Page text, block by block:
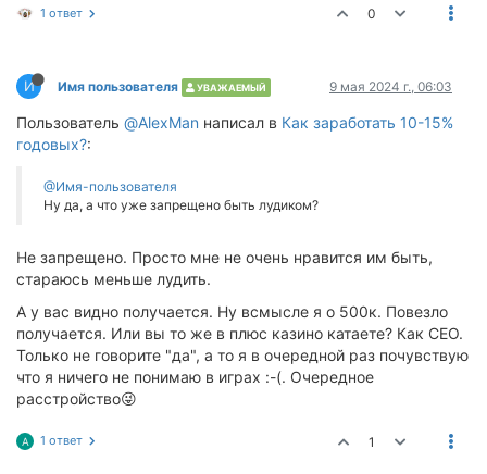
1 ответ 0
И Имя пользователя УВАЖАЕМЫЙ 9 мая 2024 г., 06:03
Пользователь @AlexMan написал в Как заработать 10-15%
годовых?:
@Имя-пользователя
Ну да, а что уже запрещено быть лудиком?
Не запрещено. Просто мне не очень нравится им быть,
стараюсь меньше лудить.
А у вас видно получается. Ну всмысле я о 500к. Повезло
получается. Или вы то же в плюс казино катаете? Как CEO.
Только не говорите "да", а то я в очередной раз почувствую
что я ничего не понимаю в играх :-(. Очередное
расстройство😜
A 1 ответ 1